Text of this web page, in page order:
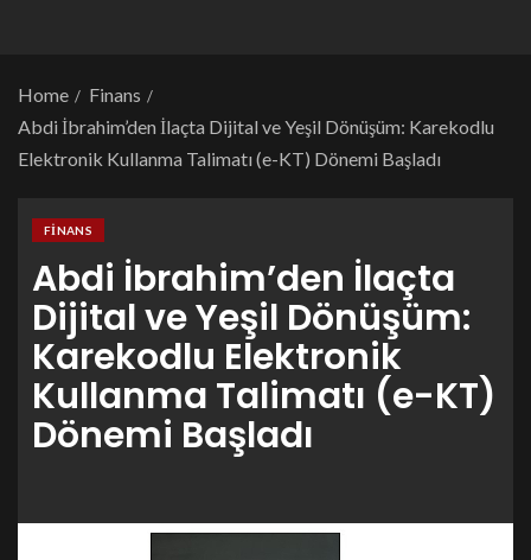
Home
Finans
Abdi İbrahim’den İlaçta Dijital ve Yeşil Dönüşüm: Karekodlu
Elektronik Kullanma Talimatı (e-KT) Dönemi Başladı
FINANS
Abdi İbrahim’den İlaçta
Dijital ve Yeşil Dönüşüm:
Karekodlu Elektronik
Kullanma Talimatı (e-KT)
Dönemi Başladı